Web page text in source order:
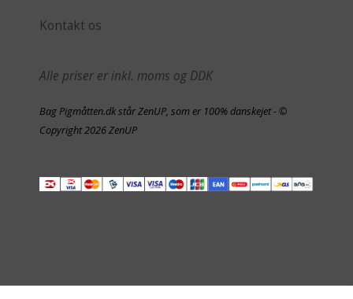
Kontakt os
Alle priser er inkl. moms og DDK
Bag Pigmåtten.dk står ZenUP, som er 100% danskejet - ©
Copyright 2026 ZenUP